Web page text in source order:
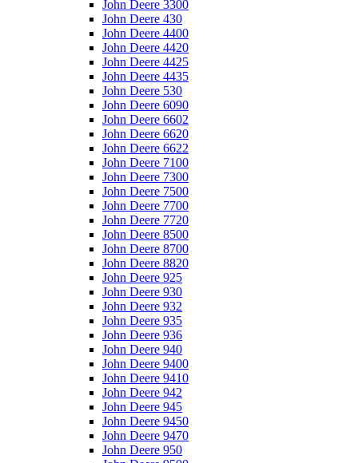
John Deere 3300
John Deere 430
John Deere 4400
John Deere 4420
John Deere 4425
John Deere 4435
John Deere 530
John Deere 6090
John Deere 6602
John Deere 6620
John Deere 6622
John Deere 7100
John Deere 7300
John Deere 7500
John Deere 7700
John Deere 7720
John Deere 8500
John Deere 8700
John Deere 8820
John Deere 925
John Deere 930
John Deere 932
John Deere 935
John Deere 936
John Deere 940
John Deere 9400
John Deere 9410
John Deere 942
John Deere 945
John Deere 9450
John Deere 9470
John Deere 950